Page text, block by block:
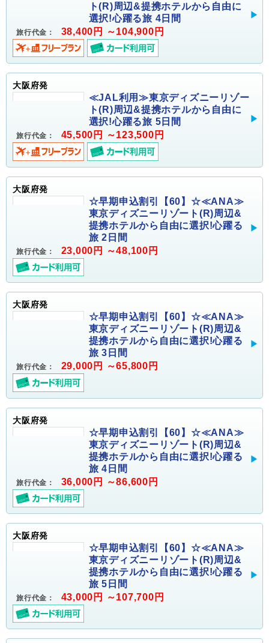
ト(R)周辺&提携ホテルから自由に
選択!心躍る旅 4日間
旅行代金： 38,400円 ～104,900円
大阪府発
≪JAL利用≫東京ディズニーリゾー
ト(R)周辺&提携ホテルから自由に
選択!心躍る旅 5日間
旅行代金： 45,500円 ～123,500円
大阪府発
☆早期申込割引【60】☆≪ANA≫
東京ディズニーリゾート(R)周辺&
提携ホテルから自由に選択!心躍る
旅 2日間
旅行代金： 23,000円 ～48,100円
大阪府発
☆早期申込割引【60】☆≪ANA≫
東京ディズニーリゾート(R)周辺&
提携ホテルから自由に選択!心躍る
旅 3日間
旅行代金： 29,000円 ～65,800円
大阪府発
☆早期申込割引【60】☆≪ANA≫
東京ディズニーリゾート(R)周辺&
提携ホテルから自由に選択!心躍る
旅 4日間
旅行代金： 36,000円 ～86,600円
大阪府発
☆早期申込割引【60】☆≪ANA≫
東京ディズニーリゾート(R)周辺&
提携ホテルから自由に選択!心躍る
旅 5日間
旅行代金： 43,000円 ～107,700円